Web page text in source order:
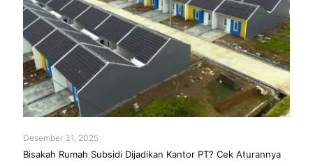
Desember 31, 2025
Bisakah Rumah Subsidi Dijadikan Kantor PT? Cek Aturannya